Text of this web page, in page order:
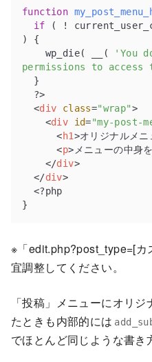
function
if ( !
) {
    wp_die( __(
'You
permissions to access
<div class="wrap">
<div id="my-post-
<h1>オリジナルメニ
<p> メニューの中身
</div>
</div>
}
※「edit.php?post_type=[カ
宜調整してください。
「投稿」メニューにオリ
たときも内部的には
でほとんど同じような書き